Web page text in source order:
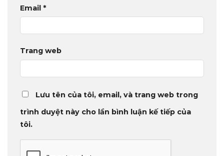
Email *
Trang web
Lưu tên của tôi, email, và trang web trong
trình duyệt này cho lần bình luận kế tiếp của
tôi.